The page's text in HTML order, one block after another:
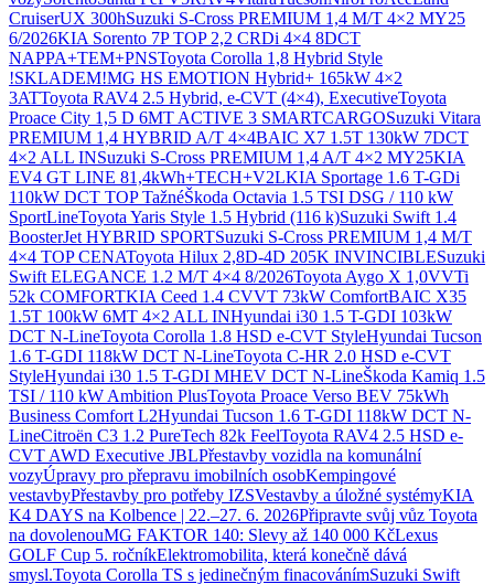
CruiserUX 300hSuzuki S-Cross PREMIUM 1,4 M/T 4×2 MY25
6/2026KIA Sorento 7P TOP 2,2 CRDi 4×4 8DCT
NAPPA+TEM+PNSToyota Corolla 1,8 Hybrid Style
!SKLADEM!MG HS EMOTION Hybrid+ 165kW 4×2
3ATToyota RAV4 2.5 Hybrid, e-CVT (4×4), ExecutiveToyota
Proace City 1,5 D 6MT ACTIVE 3 SMARTCARGOSuzuki Vitara
PREMIUM 1,4 HYBRID A/T 4×4BAIC X7 1.5T 130kW 7DCT
4×2 ALL INSuzuki S-Cross PREMIUM 1,4 A/T 4×2 MY25KIA
EV4 GT LINE 81,4kWh+TECH+V2LKIA Sportage 1.6 T-GDi
110kW DCT TOP TažnéŠkoda Octavia 1.5 TSI DSG / 110 kW
SportLineToyota Yaris Style 1.5 Hybrid (116 k)Suzuki Swift 1.4
BoosterJet HYBRID SPORTSuzuki S-Cross PREMIUM 1,4 M/T
4×4 TOP CENAToyota Hilux 2,8D-4D 205K INVINCIBLESuzuki
Swift ELEGANCE 1.2 M/T 4×4 8/2026Toyota Aygo X 1,0VVTi
52k COMFORTKIA Ceed 1.4 CVVT 73kW ComfortBAIC X35
1.5T 100kW 6MT 4×2 ALL INHyundai i30 1.5 T-GDI 103kW
DCT N-LineToyota Corolla 1.8 HSD e-CVT StyleHyundai Tucson
1.6 T-GDI 118kW DCT N-LineToyota C-HR 2.0 HSD e-CVT
StyleHyundai i30 1.5 T-GDI MHEV DCT N-LineŠkoda Kamiq 1.5
TSI / 110 kW Ambition PlusToyota Proace Verso BEV 75kWh
Business Comfort L2Hyundai Tucson 1.6 T-GDI 118kW DCT N-
LineCitroën C3 1.2 PureTech 82k FeelToyota RAV4 2.5 HSD e-
CVT AWD Executive JBLPřestavby vozidla na komunální
vozyÚpravy pro přepravu imobilních osobKempingové
vestavbyPřestavby pro potřeby IZSVestavby a úložné systémyKIA
K4 DAYS na Kolbence | 22.–27. 6. 2026Připravte svůj vůz Toyota
na dovolenouMG FAKTOR 140: Slevy až 140 000 KčLexus
GOLF Cup 5. ročníkElektromobilita, která konečně dává
smysl.Toyota Corolla TS s jedinečným finacovánímSuzuki Swift